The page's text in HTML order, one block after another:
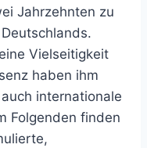
Jahrzehnten zu
Vielseitigkeit
haben ihm
internationale
Folgenden finden